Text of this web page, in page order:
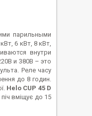
парильными
6 кВт, 8 кВт,
внутри
и 380В – это
Реле часу
до 8 годин.
Helo CUP 45 D
вміщує до 15